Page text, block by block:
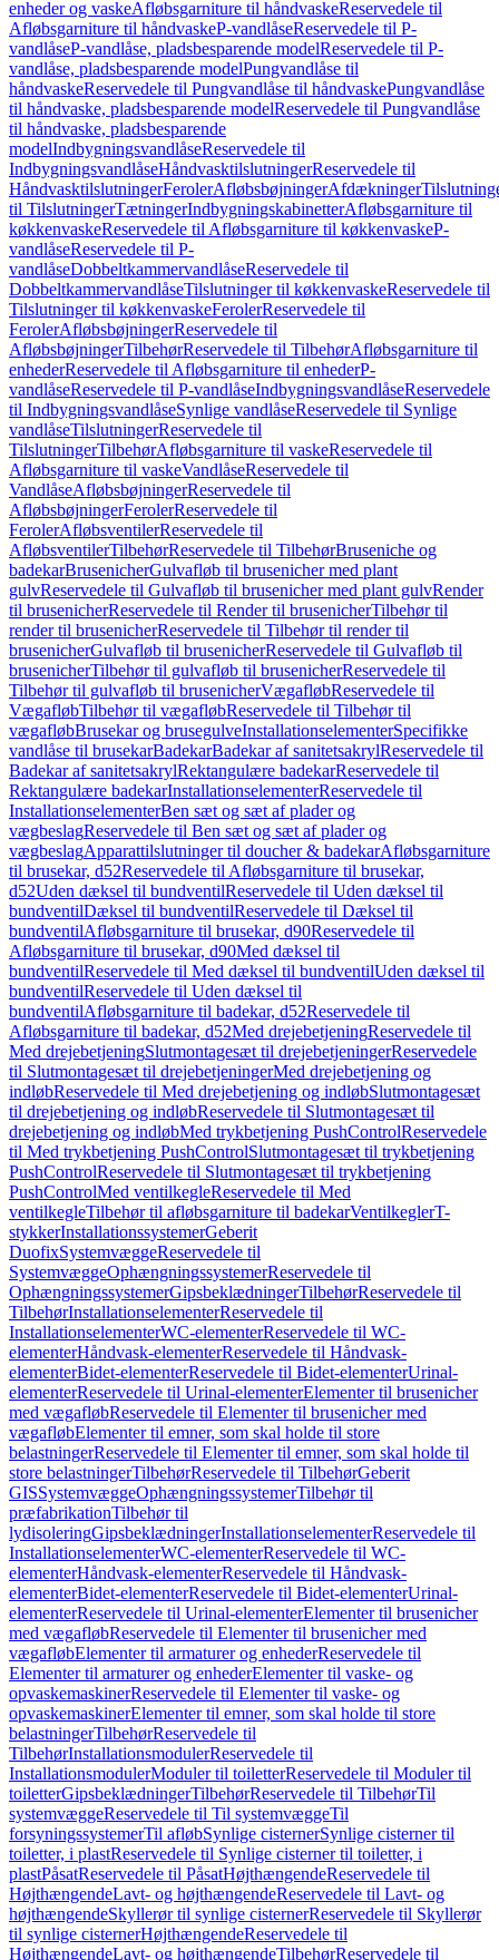
enheder og vaskeAfløbsgarniture til håndvaskeReservedele til
Afløbsgarniture til håndvaskeP-vandlåseReservedele til P-
vandlåseP-vandlåse, pladsbesparende modelReservedele til P-
vandlåse, pladsbesparende modelPungvandlåse til
håndvaskeReservedele til Pungvandlåse til håndvaskePungvandlåse
til håndvaske, pladsbesparende modelReservedele til Pungvandlåse
til håndvaske, pladsbesparende
modelIndbygningsvandlåseReservedele til
IndbygningsvandlåseHåndvasktilslutningerReservedele til
HåndvasktilslutningerFerolerAfløbsbøjningerAfdækninger
til TilslutningerTætningerIndbygningskabinetterAfløbsgarniture til
køkkenvaskeReservedele til Afløbsgarniture til køkkenvaskeP-
vandlåseReservedele til P-
vandlåseDobbeltkammervandlåseReservedele til
DobbeltkammervandlåseTilslutninger til køkkenvaskeReservedele til
Tilslutninger til køkkenvaskeFerolerReservedele til
FerolerAfløbsbøjningerReservedele til
AfløbsbøjningerTilbehørReservedele til TilbehørAfløbsgarniture til
enhederReservedele til Afløbsgarniture til enhederP-
vandlåseReservedele til P-vandlåseIndbygningsvandlåseReservedele
til IndbygningsvandlåseSynlige vandlåseReservedele til Synlige
vandlåseTilslutningerReservedele til
TilslutningerTilbehørAfløbsgarniture til vaskeReservedele til
Afløbsgarniture til vaskeVandlåseReservedele til
VandlåseAfløbsbøjningerReservedele til
AfløbsbøjningerFerolerReservedele til
FerolerAfløbsventilerReservedele til
AfløbsventilerTilbehørReservedele til TilbehørBruseniche og
badekarBrusenicherGulvafløb til brusenicher med plant
gulvReservedele til Gulvafløb til brusenicher med plant gulvRender
til brusenicherReservedele til Render til brusenicherTilbehør til
render til brusenicherReservedele til Tilbehør til render til
brusenicherGulvafløb til brusenicherReservedele til Gulvafløb til
brusenicherTilbehør til gulvafløb til brusenicherReservedele til
Tilbehør til gulvafløb til brusenicherVægafløbReservedele til
VægafløbTilbehør til vægafløbReservedele til Tilbehør til
vægafløbBrusekar og brusegulveInstallationselementerSpecifikke
vandlåse til brusekarBadekarBadekar af sanitetsakrylReservedele til
Badekar af sanitetsakrylRektangulære badekarReservedele til
Rektangulære badekarInstallationselementerReservedele til
InstallationselementerBen sæt og sæt af plader og
vægbeslagReservedele til Ben sæt og sæt af plader og
vægbeslagApparattilslutninger til doucher & badekarAfløbsgarniture
til brusekar, d52Reservedele til Afløbsgarniture til brusekar,
d52Uden dæksel til bundventilReservedele til Uden dæksel til
bundventilDæksel til bundventilReservedele til Dæksel til
bundventilAfløbsgarniture til brusekar, d90Reservedele til
Afløbsgarniture til brusekar, d90Med dæksel til
bundventilReservedele til Med dæksel til bundventilUden dæksel til
bundventilReservedele til Uden dæksel til
bundventilAfløbsgarniture til badekar, d52Reservedele til
Afløbsgarniture til badekar, d52Med drejebetjeningReservedele til
Med drejebetjeningSlutmontagesæt til drejebetjeningerReservedele
til Slutmontagesæt til drejebetjeningerMed drejebetjening og
indløbReservedele til Med drejebetjening og indløbSlutmontagesæt
til drejebetjening og indløbReservedele til Slutmontagesæt til
drejebetjening og indløbMed trykbetjening PushControlReservedele
til Med trykbetjening PushControlSlutmontagesæt til trykbetjening
PushControlReservedele til Slutmontagesæt til trykbetjening
PushControlMed ventilkegleReservedele til Med
ventilkegleTilbehør til afløbsgarniture til badekarVentilkeglerT-
stykkerInstallationssystemerGeberit
DuofixSystemvæggeReservedele til
SystemvæggeOphængningssystemerReservedele til
OphængningssystemerGipsbeklædningerTilbehørReservedele til
TilbehørInstallationselementerReservedele til
InstallationselementerWC-elementerReservedele til WC-
elementerHåndvask-elementerReservedele til Håndvask-
elementerBidet-elementerReservedele til Bidet-elementerUrinal-
elementerReservedele til Urinal-elementerElementer til brusenicher
med vægafløbReservedele til Elementer til brusenicher med
vægafløbElementer til emner, som skal holde til store
belastningerReservedele til Elementer til emner, som skal holde til
store belastningerTilbehørReservedele til TilbehørGeberit
GISSystemvæggeOphængningssystemerTilbehør til
præfabrikationTilbehør til
lydisoleringGipsbeklædningerInstallationselementerReservedele til
InstallationselementerWC-elementerReservedele til WC-
elementerHåndvask-elementerReservedele til Håndvask-
elementerBidet-elementerReservedele til Bidet-elementerUrinal-
elementerReservedele til Urinal-elementerElementer til brusenicher
med vægafløbReservedele til Elementer til brusenicher med
vægafløbElementer til armaturer og enhederReservedele til
Elementer til armaturer og enhederElementer til vaske- og
opvaskemaskinerReservedele til Elementer til vaske- og
opvaskemaskinerElementer til emner, som skal holde til store
belastningerTilbehørReservedele til
TilbehørInstallationsmodulerReservedele til
InstallationsmodulerModuler til toiletterReservedele til Moduler til
toiletterGipsbeklædningerTilbehørReservedele til TilbehørTil
systemvæggeReservedele til Til systemvæggeTil
forsyningssystemerTil afløbSynlige cisternerSynlige cisterner til
toiletter, i plastReservedele til Synlige cisterner til toiletter, i
plastPåsatReservedele til PåsatHøjthængendeReservedele til
HøjthængendeLavt- og højthængendeReservedele til Lavt- og
højthængendeSkyllerør til synlige cisternerReservedele til Skyllerør
til synlige cisternerHøjthængendeReservedele til
HøjthængendeLavt- og højthængendeTilbehørReservedele til